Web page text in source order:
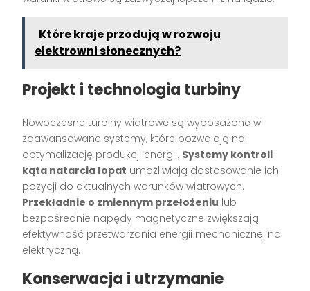
Które kraje przodują w rozwoju
elektrowni słonecznych?
Projekt i technologia turbiny
Nowoczesne turbiny wiatrowe są wyposażone w
zaawansowane systemy, które pozwalają na
optymalizację produkcji energii. Systemy kontroli
kąta natarcia łopat umożliwiają dostosowanie ich
pozycji do aktualnych warunków wiatrowych.
Przekładnie o zmiennym przełożeniu lub
bezpośrednie napędy magnetyczne zwiększają
efektywność przetwarzania energii mechanicznej na
elektryczną.
Konserwacja i utrzymanie